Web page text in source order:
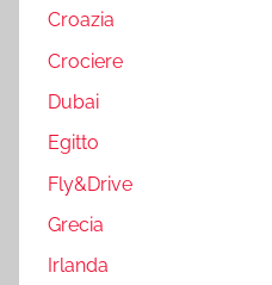
Croazia
Crociere
Dubai
Egitto
Fly&Drive
Grecia
Irlanda